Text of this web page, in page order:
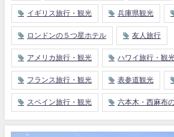
イギリス旅行・観光 兵庫県観光
ロンドンの５つ星ホテル 友人旅行
アメリカ旅行・観光 ハワイ旅行・観
フランス旅行・観光 表参道観光
スペイン旅行・観光 六本木・西麻布